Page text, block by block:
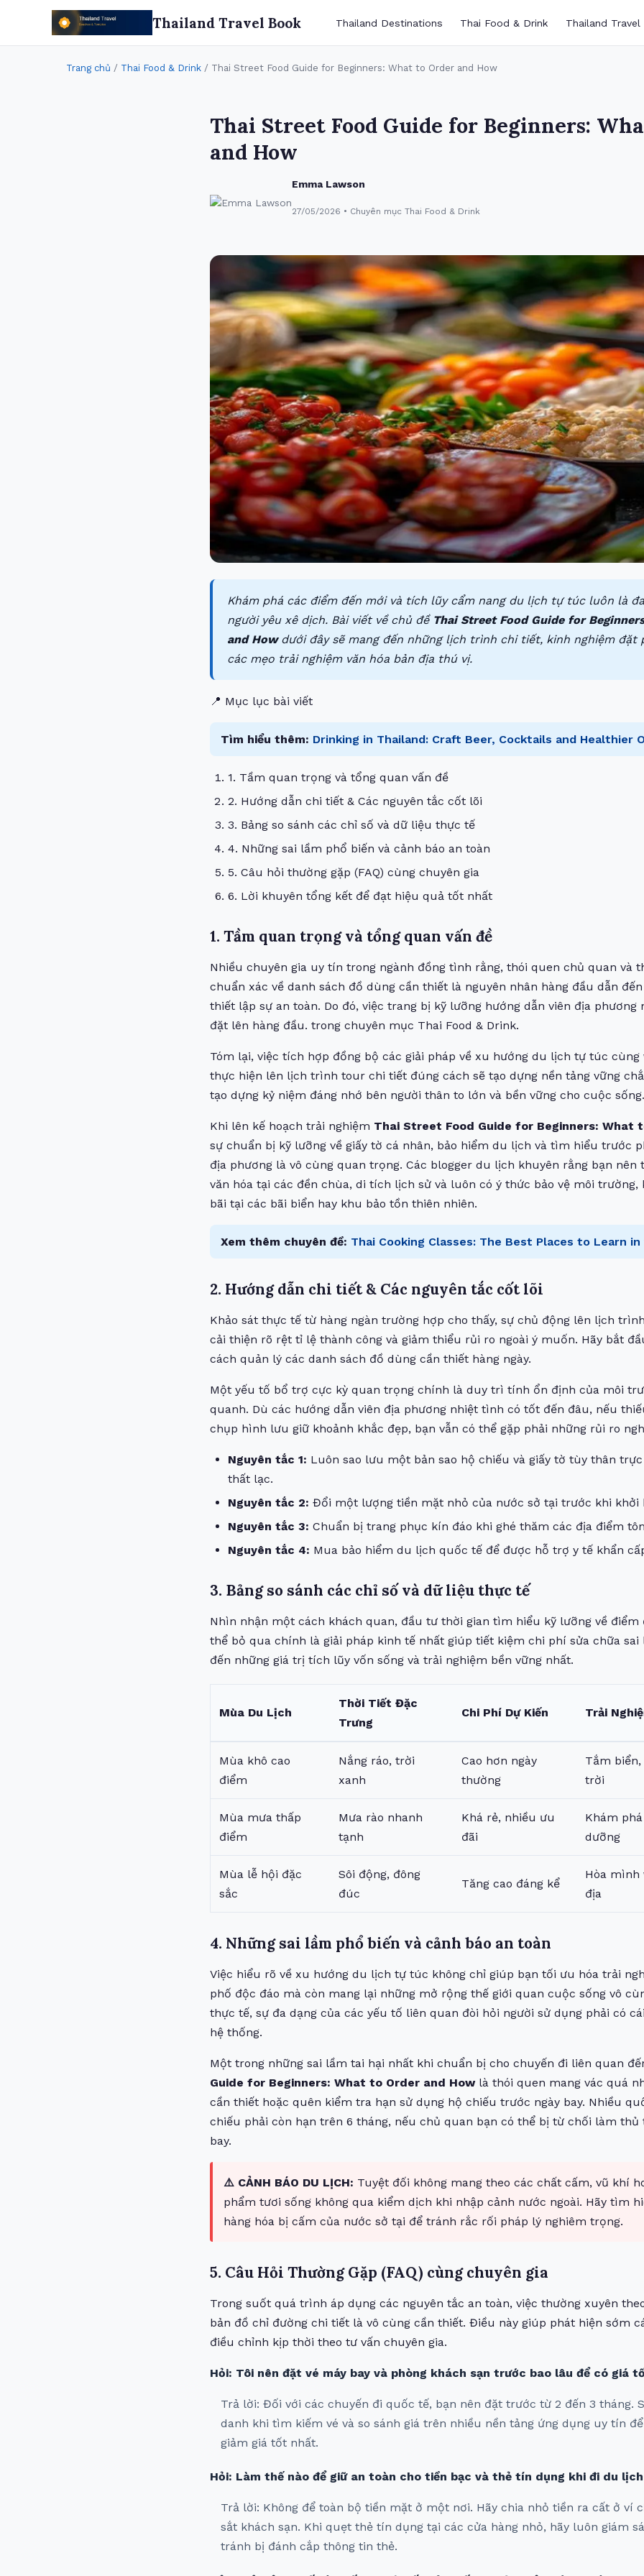
Thailand Travel Book Thailand Destinations Thai Food & Drink Thailand Travel
Trang chủ / Thai Food & Drink / Thai Street Food Guide for Beginners: What to Order and How
Thai Street Food Guide for Beginners:
and How
Emma Lawson
27/05/2026 • Chuyên mục Thai Food & Drink
Khám phá các điểm đến mới và tích lũy cẩm nang du lịch tự túc luôn là
người yêu xê dịch. Bài viết về chủ đề Thai Street Food Guide for
and Howdưới đây sẽ mang đến những lịch trình chi tiết, kinh nghiệm đặt
các mẹo trải nghiệm văn hóa bản địa thú vị.
📍 Mục lục bài viết
Tìm hiểu thêm: Drinking in Thailand: Craft Beer, Cocktails and Healthier
1. Tầm quan trọng và tổng quan vấn đề
2. Hướng dẫn chi tiết & Các nguyên tắc cốt lõi
3. Bảng so sánh các chỉ số và dữ liệu thực tế
4. Những sai lầm phổ biến và cảnh báo an toàn
5. Câu hỏi thường gặp (FAQ) cùng chuyên gia
6. Lời khuyên tổng kết để đạt hiệu quả tốt nhất
1. Tầm quan trọng và tổng quan vấn đề
Nhiều chuyên gia uy tín trong ngành đồng tình rằng, thói quen chủ quan và
chuẩn xác về danh sách đồ dùng cần thiết là nguyên nhân hàng đầu dẫn
thiết lập sự an toàn. Do đó, việc trang bị kỹ lưỡng hướng dẫn viên địa
đặt lên hàng đầu. trong chuyên mục Thai Food & Drink.
Tóm lại, việc tích hợp đồng bộ các giải pháp về xu hướng du lịch tự túc cùng
thực hiện lên lịch trình tour chi tiết đúng cách sẽ tạo dựng nền tảng vững
tạo dựng kỷ niệm đáng nhớ bên người thân to lớn và bền vững cho cuộc sống.
Khi lên kế hoạch trải nghiệm Thai Street Food Guide for Beginners: What
sự chuẩn bị kỹ lưỡng về giấy tờ cá nhân, bảo hiểm du lịch và tìm hiểu trước
địa phương là vô cùng quan trọng. Các blogger du lịch khuyên rằng bạn nên
văn hóa tại các đền chùa, di tích lịch sử và luôn có ý thức bảo vệ môi trường,
bãi tại các bãi biển hay khu bảo tồn thiên nhiên.
Xem thêm chuyên đề: Thai Cooking Classes: The Best Places to Learn in
2. Hướng dẫn chi tiết & Các nguyên tắc cốt lõi
Khảo sát thực tế từ hàng ngàn trường hợp cho thấy, sự chủ động lên lịch
cải thiện rõ rệt tỉ lệ thành công và giảm thiểu rủi ro ngoài ý muốn. Hãy bắt
cách quản lý các danh sách đồ dùng cần thiết hàng ngày.
Một yếu tố bổ trợ cực kỳ quan trọng chính là duy trì tính ổn định của môi
quanh. Dù các hướng dẫn viên địa phương nhiệt tình có tốt đến đâu, nếu
chụp hình lưu giữ khoảnh khắc đẹp, bạn vẫn có thể gặp phải những rủi ro
Nguyên tắc 1: Luôn sao lưu một bản sao hộ chiếu và giấy tờ tùy thân
thất lạc.
Nguyên tắc 2: Đổi một lượng tiền mặt nhỏ của nước sở tại trước khi khởi
Nguyên tắc 3: Chuẩn bị trang phục kín đáo khi ghé thăm các địa điểm
Nguyên tắc 4: Mua bảo hiểm du lịch quốc tế để được hỗ trợ y tế khẩn
3. Bảng so sánh các chỉ số và dữ liệu thực tế
Nhìn nhận một cách khách quan, đầu tư thời gian tìm hiểu kỹ lưỡng về điểm
thể bỏ qua chính là giải pháp kinh tế nhất giúp tiết kiệm chi phí sửa chữa sai
đến những giá trị tích lũy vốn sống và trải nghiệm bền vững nhất.
Mùa Du Lịch
Thời Tiết Đặc
Trưng
Chi Phí Dự Kiến Trải
Mùa khô cao
điểm
Nắng ráo, trời
xanh
Cao hơn ngày
thường
Tắm
trời
Mùa mưa thấp
điểm
Mưa rào nhanh
tạnh
Khá rẻ, nhiều ưu
đãi
Khám
dưỡng
Mùa lễ hội đặc
sắc
Sôi động, đông
đúc
Tăng cao đáng kể
Hòa mình
địa
4. Những sai lầm phổ biến và cảnh báo an toàn
Việc hiểu rõ về xu hướng du lịch tự túc không chỉ giúp bạn tối ưu hóa trải
phố độc đáo mà còn mang lại những mở rộng thế giới quan cuộc sống vô
thực tế, sự đa dạng của các yếu tố liên quan đòi hỏi người sử dụng phải có
hệ thống.
Một trong những sai lầm tai hại nhất khi chuẩn bị cho chuyến đi liên quan
Guide for Beginners: What to Order and Howlà thói quen mang vác quá
cần thiết hoặc quên kiểm tra hạn sử dụng hộ chiếu trước ngày bay. Nhiều
chiếu phải còn hạn trên 6 tháng, nếu chủ quan bạn có thể bị từ chối làm thủ
bay.
⚠️ CẢNH BÁO DU LỊCH: Tuyệt đối không mang theo các chất cấm, vũ khí
phẩm tươi sống không qua kiểm dịch khi nhập cảnh nước ngoài. Hãy tìm
hàng hóa bị cấm của nước sở tại để tránh rắc rối pháp lý nghiêm trọng.
5. Câu Hỏi Thường Gặp (FAQ) cùng chuyên gia
Trong suốt quá trình áp dụng các nguyên tắc an toàn, việc thường xuyên
bản đồ chỉ đường chi tiết là vô cùng cần thiết. Điều này giúp phát hiện sớm
điều chỉnh kịp thời theo tư vấn chuyên gia.
Hỏi: Tôi nên đặt vé máy bay và phòng khách sạn trước bao lâu để có giá
Trả lời: Đối với các chuyến đi quốc tế, bạn nên đặt trước từ 2 đến 3 tháng.
danh khi tìm kiếm vé và so sánh giá trên nhiều nền tảng ứng dụng uy tín
giảm giá tốt nhất.
Hỏi: Làm thế nào để giữ an toàn cho tiền bạc và thẻ tín dụng khi đi du
Trả lời: Không để toàn bộ tiền mặt ở một nơi. Hãy chia nhỏ tiền ra cất ở ví
sắt khách sạn. Khi quẹt thẻ tín dụng tại các cửa hàng nhỏ, hãy luôn giám
tránh bị đánh cắp thông tin thẻ.